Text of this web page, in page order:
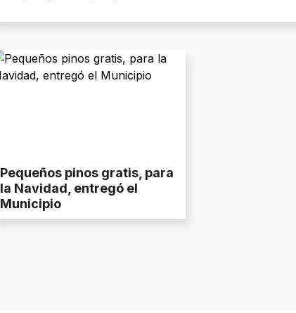
Pequeños pinos gratis, para
la Navidad, entregó el
Municipio